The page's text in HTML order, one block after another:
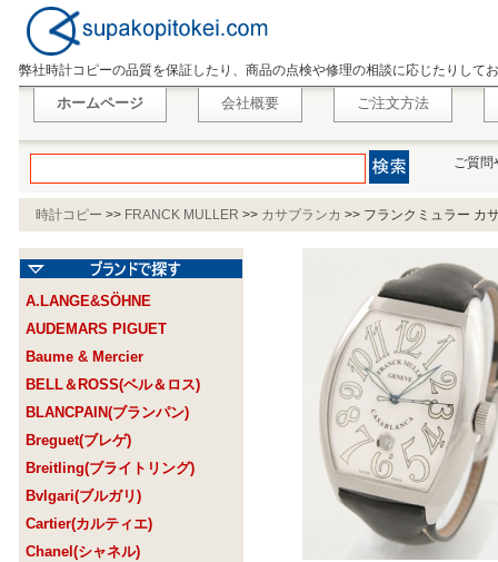
弊社時計コピーの品質を保証したり、商品の点検や修理の相談に応じたりして
ホームページ 会社概要 ご注文方法
ご質問
時計コピー >> FRANCK MULLER >> カサブランカ >> フランクミュラー カ
A.LANGE&SÖHNE
AUDEMARS PIGUET
Baume & Mercier
BELL＆ROSS(ベル＆ロス)
BLANCPAIN(ブランパン)
Breguet(ブレゲ)
Breitling(ブライトリング)
Bvlgari(ブルガリ)
Cartier(カルティエ)
Chanel(シャネル)